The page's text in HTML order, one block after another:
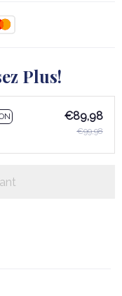
Plus!
€89,98
€99,98